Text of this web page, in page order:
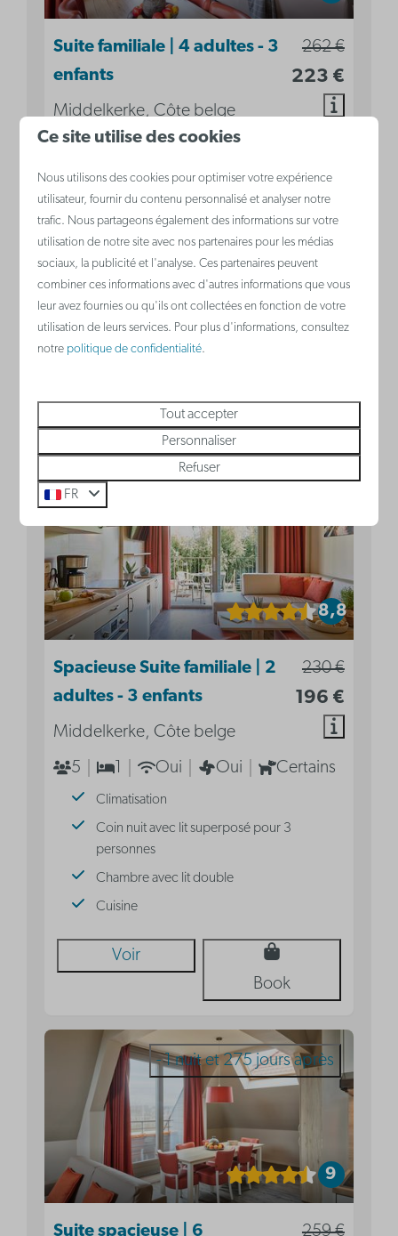
262 €
223 €
Suite familiale | 4 adultes - 3
enfants
Middelkerke, Côte belge
7
2 Oui
Oui
Certains
Climatisation
Coin nuit avec lit superposé pour 3
personnes
Chambre avec lit double
Chambre avec lit double
Cuisine
8,8
230 €
196 €
Spacieuse Suite familiale | 2
adultes - 3 enfants
Middelkerke, Côte belge
5
Oui Oui Certains
Climatisation
Coin nuit avec lit superposé pour 3
personnes
Chambre avec lit double
Cuisine
Voir
Book
- 1 nuit et 275 jours après
9
259 €
Suite spacieuse | 6
Ce site utilise des cookies
Nous utilisons des cookies pour optimiser votre expérience
utilisateur, fournir du contenu personnalisé et analyser notre
trafic. Nous partageons également des informations sur votre
utilisation de notre site avec nos partenaires pour les médias
sociaux, la publicité et l'analyse. Ces partenaires peuvent
combiner ces informations avec d'autres informations que vous
leur avez fournies ou qu'ils ont collectées en fonction de votre
utilisation de leurs services. Pour plus d'informations, consultez
notre politique de confidentialité.
Tout accepter
Personnaliser
Refuser
FR